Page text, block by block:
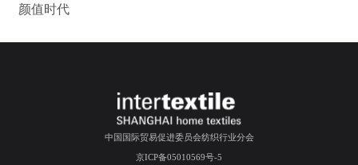
颜值时代
中国国际贸易促进委员会纺织行业分会
京ICP备05010569号-5